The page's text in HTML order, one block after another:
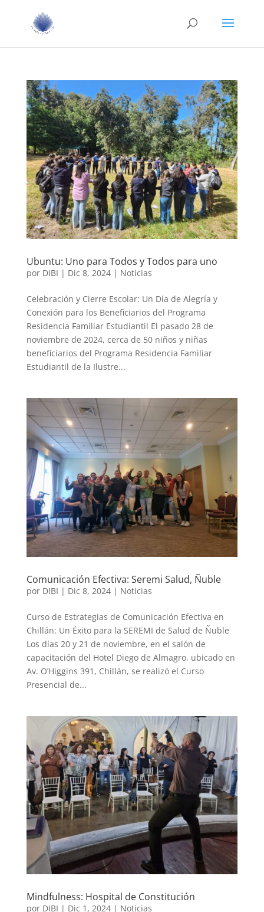
Ubuntu: Uno para Todos y Todos para uno
por DIBI | Dic 8, 2024| Noticias
Celebración y Cierre Escolar: Un Día de Alegría y
Conexión para los Beneficiarios del Programa
Residencia Familiar Estudiantil El pasado 28 de
noviembre de 2024, cerca de 50 niños y niñas
beneficiarios del Programa Residencia Familiar
Estudiantil de la Ilustre...
Comunicación Efectiva: Seremi Salud, Ñuble
por DIBI | Dic 8, 2024| Noticias
Curso de Estrategias de Comunicación Efectiva en
Chillán: Un Éxito para la SEREMI de Salud de Ñuble
Los días 20 y 21 de noviembre, en el salón de
capacitación del Hotel Diego de Almagro, ubicado en
Av. O’Higgins 391, Chillán, se realizó el Curso
Presencial de...
Mindfulness: Hospital de Constitución
por DIBI | Dic 1, 2024| Noticias